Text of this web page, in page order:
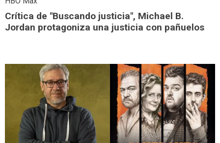
Crítica de "Buscando justicia", Michael B.
Jordan protagoniza una justicia con pañuelos